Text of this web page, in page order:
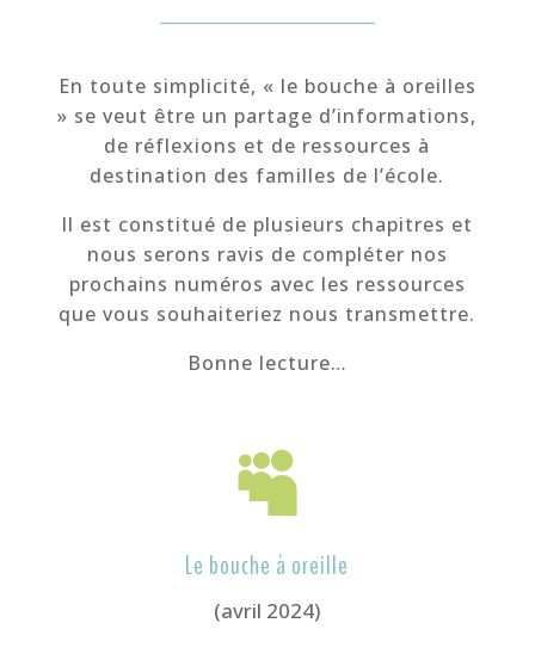
En toute simplicité, « le bouche à oreilles
» se veut être un partage d’informations,
de réflexions et de ressources à
destination des familles de l’école.
Il est constitué de plusieurs chapitres et
nous serons ravis de compléter nos
prochains numéros avec les ressources
que vous souhaiteriez nous transmettre.
Bonne lecture…

Le bouche à oreille
(avril 2024)